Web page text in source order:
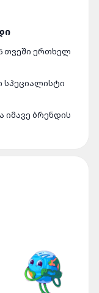
ᲗᲕᲔᲨᲘ ᲔᲠᲗᲮᲔᲚ
ᲡᲞᲔᲪᲘᲐᲚᲘᲡᲢᲘ
ᲘᲛᲐᲕᲔ ᲑᲠᲔᲜᲓᲘᲡ